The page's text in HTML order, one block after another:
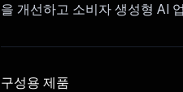
을 개선하고 소비자 생성형 AI
구성용 제품